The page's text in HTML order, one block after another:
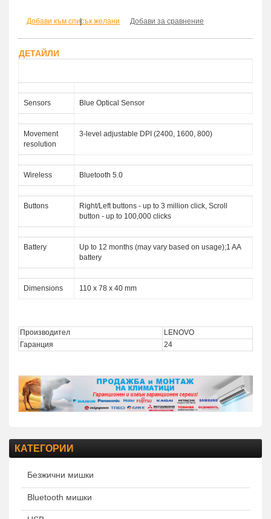
Добави към списък желани
| Добави за сравнение
ДЕТАЙЛИ
Sensors Blue Optical Sensor
Movement
resolution
3-level adjustable DPI (2400, 1600, 800)
Wireless Bluetooth 5.0
Buttons
Right/Left buttons - up to 3 million click, Scroll
button - up to 100,000 clicks
Battery
Up to 12 months (may vary based on usage);1 AA
battery
Dimensions 110 x 78 x 40 mm
Производител
LENOVO
Гаранция
24
КАТЕГОРИИ
Безжични мишки
Bluetooth мишки